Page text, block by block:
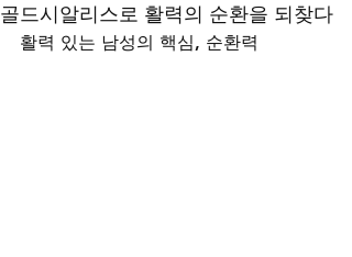
골드시알리스로 활력의 순환을 되찾다
활력 있는 남성의 핵심, 순환력